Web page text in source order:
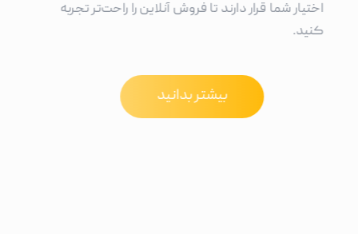
اختیار شما قرار دارند تا فروش آنلاین را راحت‌تر تجربه
کنید.
بیشتر بدانید